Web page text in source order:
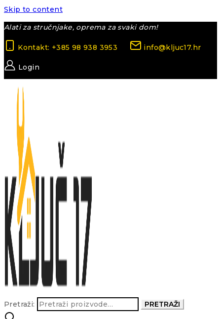
Skip to content
Alati za stručnjake, oprema za svaki dom!
Kontakt: +385 98 938 3953 info@kljuc17.hr
Login
Pretraži: PRETRAŽI